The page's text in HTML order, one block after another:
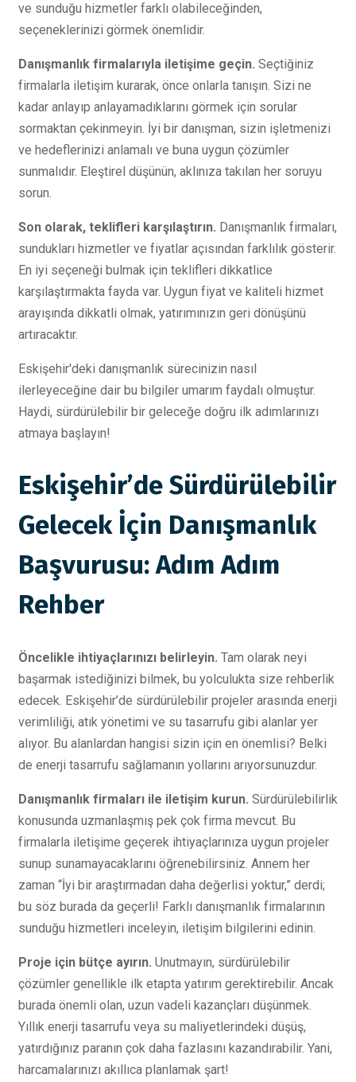
ve sunduğu hizmetler farklı olabileceğinden,
seçeneklerinizi görmek önemlidir.
Danışmanlık firmalarıyla iletişime geçin. Seçtiğiniz
firmalarla iletişim kurarak, önce onlarla tanışın. Sizi ne
kadar anlayıp anlayamadıklarını görmek için sorular
sormaktan çekinmeyin. İyi bir danışman, sizin işletmenizi
ve hedeflerinizi anlamalı ve buna uygun çözümler
sunmalıdır. Eleştirel düşünün, aklınıza takılan her soruyu
sorun.
Son olarak, teklifleri karşılaştırın. Danışmanlık firmaları,
sundukları hizmetler ve fiyatlar açısından farklılık gösterir.
En iyi seçeneği bulmak için teklifleri dikkatlice
karşılaştırmakta fayda var. Uygun fiyat ve kaliteli hizmet
arayışında dikkatli olmak, yatırımınızın geri dönüşünü
artıracaktır.
Eskişehir'deki danışmanlık sürecinizin nasıl
ilerleyeceğine dair bu bilgiler umarım faydalı olmuştur.
Haydi, sürdürülebilir bir geleceğe doğru ilk adımlarınızı
atmaya başlayın!
Eskişehir’de Sürdürülebilir
Gelecek İçin Danışmanlık
Başvurusu: Adım Adım
Rehber
Öncelikle ihtiyaçlarınızı belirleyin. Tam olarak neyi
başarmak istediğinizi bilmek, bu yolculukta size rehberlik
edecek. Eskişehir’de sürdürülebilir projeler arasında enerji
verimliliği, atık yönetimi ve su tasarrufu gibi alanlar yer
alıyor. Bu alanlardan hangisi sizin için en önemlisi? Belki
de enerji tasarrufu sağlamanın yollarını arıyorsunuzdur.
Danışmanlık firmaları ile iletişim kurun. Sürdürülebilirlik
konusunda uzmanlaşmış pek çok firma mevcut. Bu
firmalarla iletişime geçerek ihtiyaçlarınıza uygun projeler
sunup sunamayacaklarını öğrenebilirsiniz. Annem her
zaman “İyi bir araştırmadan daha değerlisi yoktur,” derdi;
bu söz burada da geçerli! Farklı danışmanlık firmalarının
sunduğu hizmetleri inceleyin, iletişim bilgilerini edinin.
Proje için bütçe ayırın. Unutmayın, sürdürülebilir
çözümler genellikle ilk etapta yatırım gerektirebilir. Ancak
burada önemli olan, uzun vadeli kazançları düşünmek.
Yıllık enerji tasarrufu veya su maliyetlerindeki düşüş,
yatırdığınız paranın çok daha fazlasını kazandırabilir. Yani,
harcamalarınızı akıllıca planlamak şart!